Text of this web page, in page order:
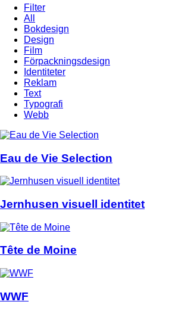
Filter
All
Bokdesign
Design
Film
Förpackningsdesign
Identiteter
Reklam
Text
Typografi
Webb
Eau de Vie Selection
Jernhusen visuell identitet
Tête de Moine
WWF